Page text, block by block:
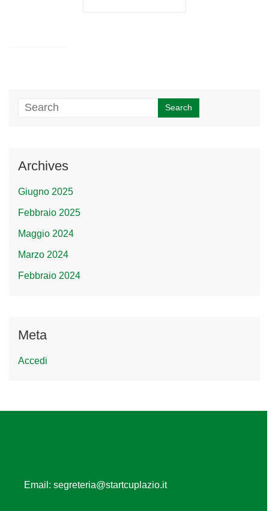
Archives
Giugno 2025
Febbraio 2025
Maggio 2024
Marzo 2024
Febbraio 2024
Meta
Accedi
Email: segreteria@startcuplazio.it